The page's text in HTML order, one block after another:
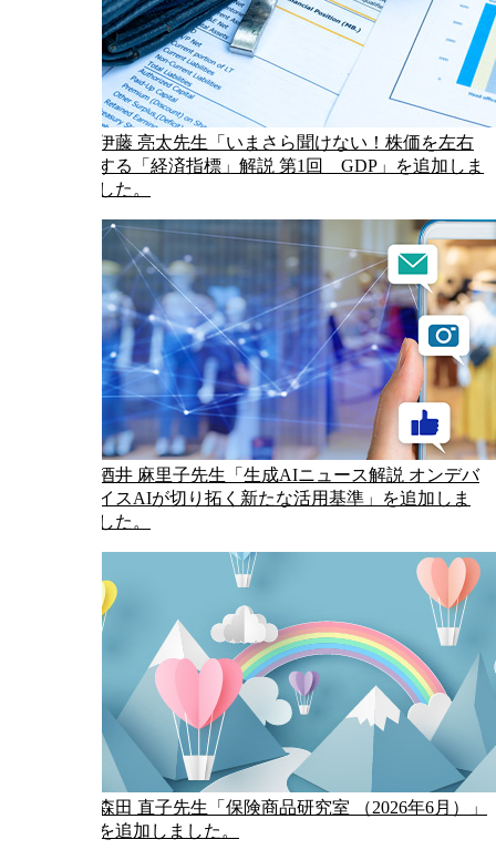
伊藤 亮太先生「いまさら聞けない！株価を左右
する「経済指標」解説 第1回 GDP」を追加しま
した。
酒井 麻里子先生「生成AIニュース解説 オンデバ
イスAIが切り拓く新たな活用基準」を追加しま
した。
森田 直子先生「保険商品研究室 （2026年6月）」
を追加しました。